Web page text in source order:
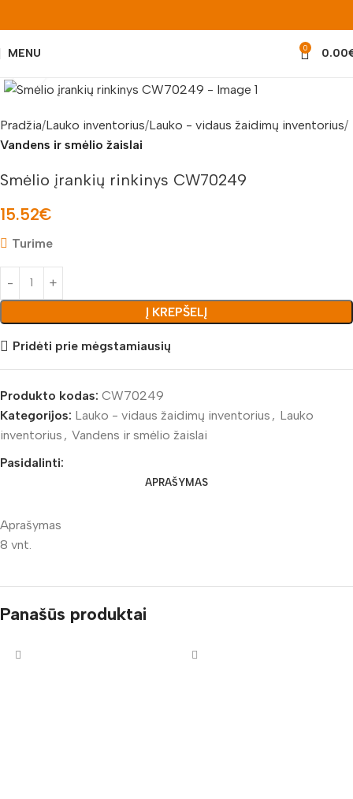
MENU 0 0.00
Pradžia Lauko inventorius Lauko - vidaus žaidimų inventorius
Vandens ir smėlio žaislai
Smėlio įrankių rinkinys CW70249
15.52€
Turime
Į KREPŠELĮ
Pridėti prie mėgstamiausių
Produkto kodas: CW70249
Kategorijos: Lauko - vidaus žaidimų inventorius , Lauko
inventorius , Vandens ir smėlio žaislai
Pasidalinti:
APRAŠYMAS
Aprašymas
8 vnt.
Panašūs produktai